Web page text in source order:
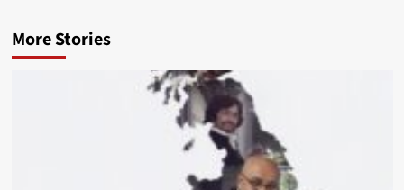
More Stories